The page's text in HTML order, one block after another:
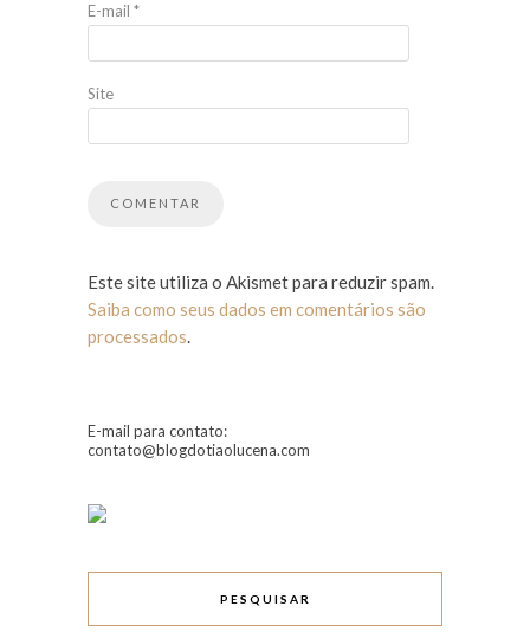
E-mail *
Site
Este site utiliza o Akismet para reduzir spam.
Saiba como seus dados em comentários são
processados.
E-mail para contato:
contato@blogdotiaolucena.com
PESQUISAR